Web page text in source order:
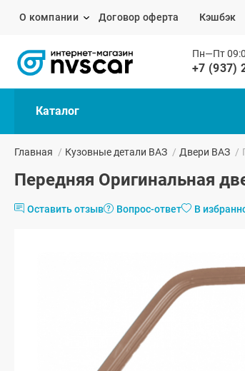
О компании Договор оферта Кэшбэк
Пн—Пт
+7 (937)
Каталог
Главная / Кузовные детали ВАЗ / Двери ВАЗ /
Передняя Оригинальная
Оставить отзыв Вопрос-ответ В